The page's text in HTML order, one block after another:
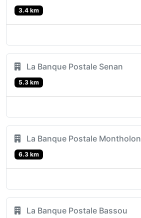
3.4 km
La Banque Postale Senan
5.3 km
La Banque Postale Montholon
6.3 km
La Banque Postale Bassou